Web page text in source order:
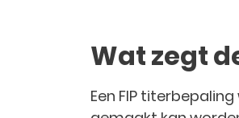
Wat zegt
Een FIP